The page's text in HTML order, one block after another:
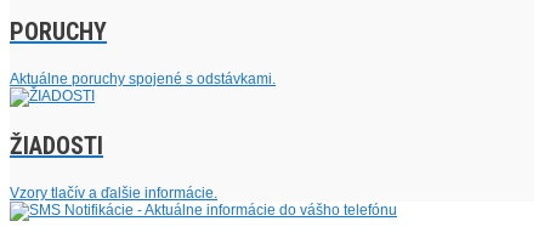
PORUCHY
Aktuálne poruchy spojené s odstávkami.
ŽIADOSTI
Vzory tlačív a ďalšie informácie.